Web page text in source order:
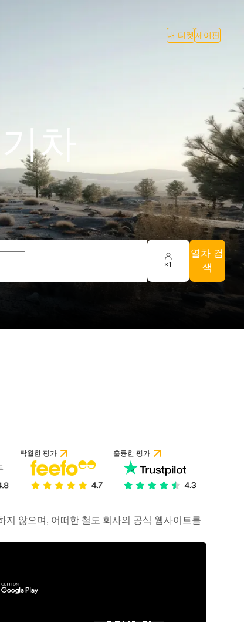
내 티켓 제어판
차
×1
열차 검
색
탁월한 평가 훌륭한 평가
않으며, 어떠한 철도 회사의 공식 웹사이트를